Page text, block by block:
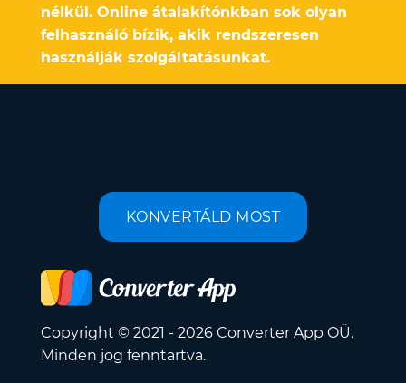
nélkül. Online átalakítónkban sok olyan
felhasználó bízik, akik rendszeresen
használják szolgáltatásunkat.
KONVERTÁLD MOST
Copyright © 2021 - 2026 Converter App OÜ.
Minden jog fenntartva.